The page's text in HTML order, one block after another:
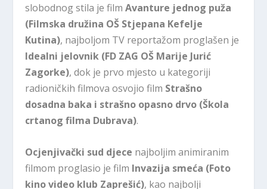
slobodnog stila je film Avanture jednog puža
(Filmska družina OŠ Stjepana Kefelje
Kutina), najboljom TV reportažom proglašen je
Idealni jelovnik (FD ZAG OŠ Marije Jurić
Zagorke), dok je prvo mjesto u kategoriji
radioničkih filmova osvojio film Strašno
dosadna baka i strašno opasno drvo (Škola
crtanog filma Dubrava).
Ocjenjivački sud djece najboljim animiranim
filmom proglasio je film Invazija smeća (Foto
kino video klub Zaprešić), kao najbolji